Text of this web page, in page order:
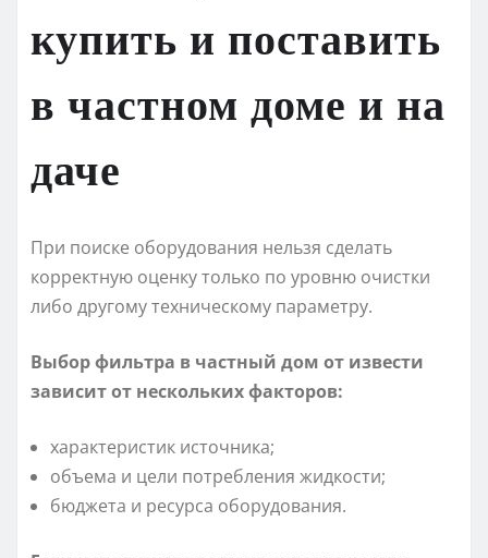
купить и поставить
в частном доме и на
даче
При поиске оборудования нельзя сделать
корректную оценку только по уровню очистки
либо другому техническому параметру.
Выбор фильтра в частный дом от извести
зависит от нескольких факторов:
характеристик источника;
объема и цели потребления жидкости;
бюджета и ресурса оборудования.